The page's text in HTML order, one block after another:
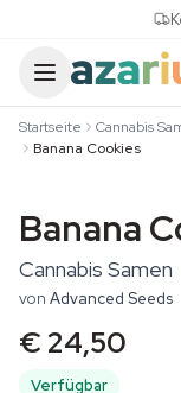
Startseite Cannabis
Banana Cookies
Banana
Cannabis Samen
von Advanced Seeds
€ 24,50
Verfügbar